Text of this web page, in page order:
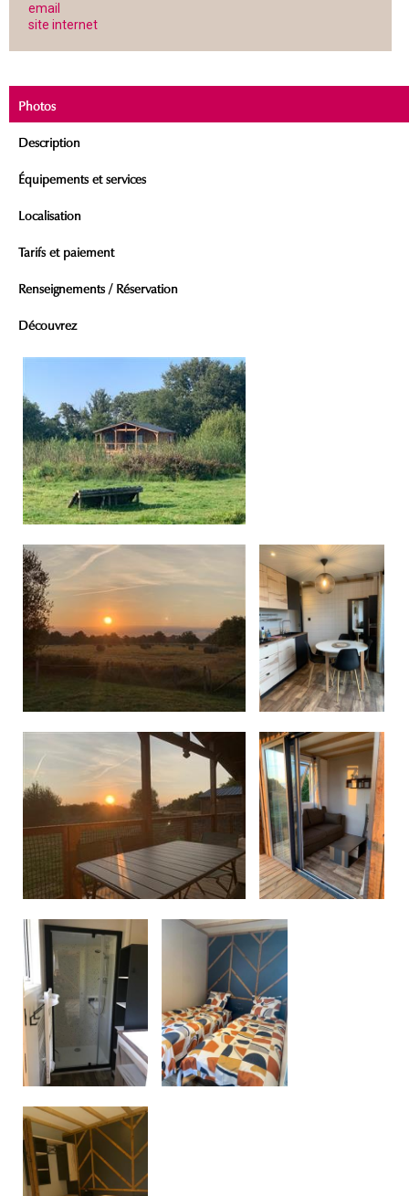
email
site internet
Photos
Description
Équipements et services
Localisation
Tarifs et paiement
Renseignements / Réservation
Découvrez